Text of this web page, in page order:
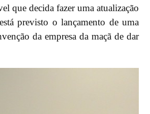
que decida fazer uma atualização
previsto o lançamento de uma
da empresa da maçã de dar